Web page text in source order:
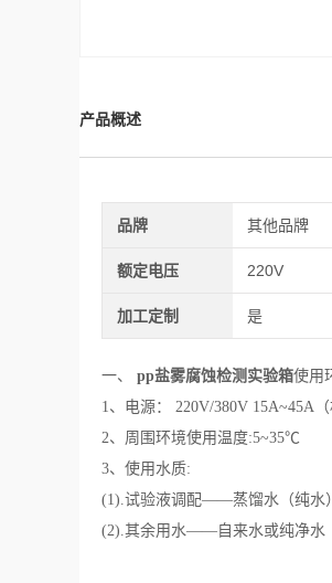
产品概述
品牌 其他品牌
额定电压 220V
加工定制 是
一、 pp盐雾腐蚀检测实验箱使用
1、电源： 220V/380V 15A~45A
2、周围环境使用温度:5~35℃
3、使用水质:
(1).试验液调配——蒸馏水（纯水
(2).其余用水——自来水或纯净水